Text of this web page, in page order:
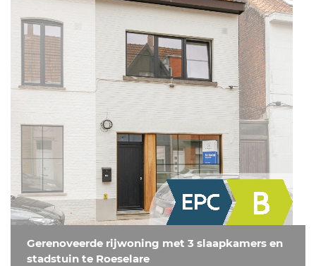
Gerenoveerde rijwoning met 3 slaapkamers en
stadstuin te Roeselare